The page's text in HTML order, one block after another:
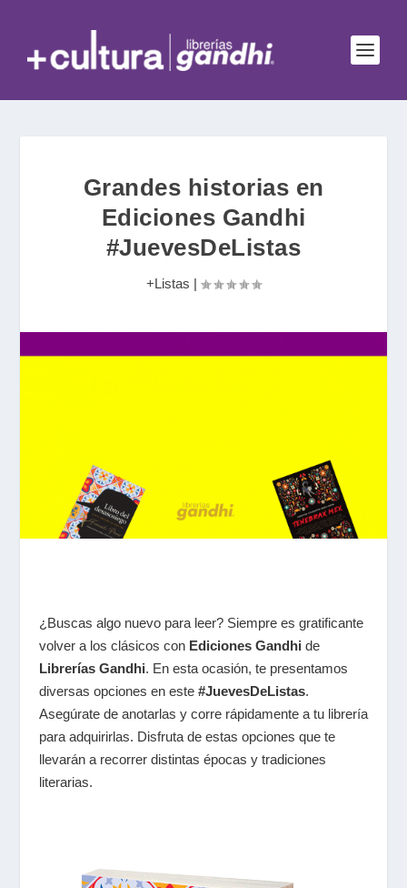
Grandes historias en
Ediciones Gandhi
#JuevesDeListas
+Listas |
¿Buscas algo nuevo para leer? Siempre es gratificante
volver a los clásicos con Ediciones Gandhi de
Librerías Gandhi. En esta ocasión, te presentamos
diversas opciones en este #JuevesDeListas.
Asegúrate de anotarlas y corre rápidamente a tu librería
para adquirirlas. Disfruta de estas opciones que te
llevarán a recorrer distintas épocas y tradiciones
literarias.